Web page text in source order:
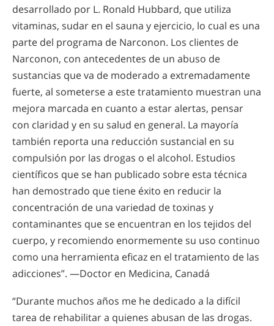
desarrollado por L. Ronald Hubbard, que utiliza
vitaminas, sudar en el sauna y ejercicio, lo cual es una
parte del programa de Narconon. Los clientes de
Narconon, con antecedentes de un abuso de
sustancias que va de moderado a extremadamente
fuerte, al someterse a este tratamiento muestran una
mejora marcada en cuanto a estar alertas, pensar
con claridad y en su salud en general. La mayoría
también reporta una reducción sustancial en su
compulsión por las drogas o el alcohol. Estudios
científicos que se han publicado sobre esta técnica
han demostrado que tiene éxito en reducir la
concentración de una variedad de toxinas y
contaminantes que se encuentran en los tejidos del
cuerpo, y recomiendo enormemente su uso continuo
como una herramienta eficaz en el tratamiento de las
adicciones”. —Doctor en Medicina, Canadá
“Durante muchos años me he dedicado a la difícil
tarea de rehabilitar a quienes abusan de las drogas.